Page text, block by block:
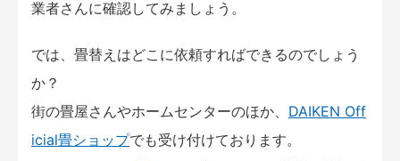
業者さんに確認してみましょう。
では、畳替えはどこに依頼すればできるのでしょう
か？
街の畳屋さんやホームセンターのほか、 DAIKEN Off
icial畳ショップでも受け付けております。